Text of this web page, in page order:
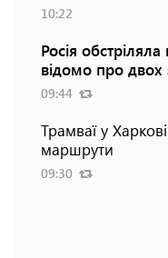
10:22
Росія
відомо про двох
09:44
Трамваї у
маршрути
09:30